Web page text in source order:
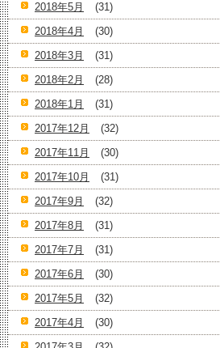
2018年5月
(31)
2018年4月
(30)
2018年3月
(31)
2018年2月
(28)
2018年1月
(31)
2017年12月
(32)
2017年11月
(30)
2017年10月
(31)
2017年9月
(32)
2017年8月
(31)
2017年7月
(31)
2017年6月
(30)
2017年5月
(32)
2017年4月
(30)